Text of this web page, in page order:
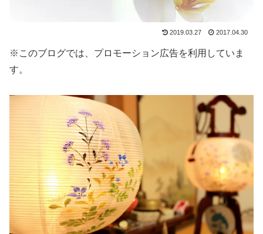
2019.03.27 2017.04.30
※このブログでは、プロモーション広告を利用していま
す。